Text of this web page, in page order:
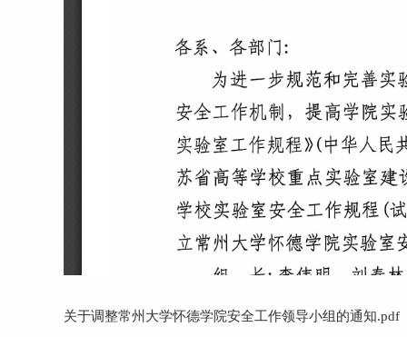
关于调整常州大学怀德学院安全工作领导小组的通知.pdf